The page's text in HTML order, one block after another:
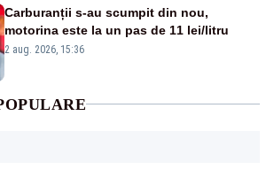
Carburanții s-au scumpit din nou,
motorina este la un pas de 11 lei/litru
2 aug. 2026, 15:36